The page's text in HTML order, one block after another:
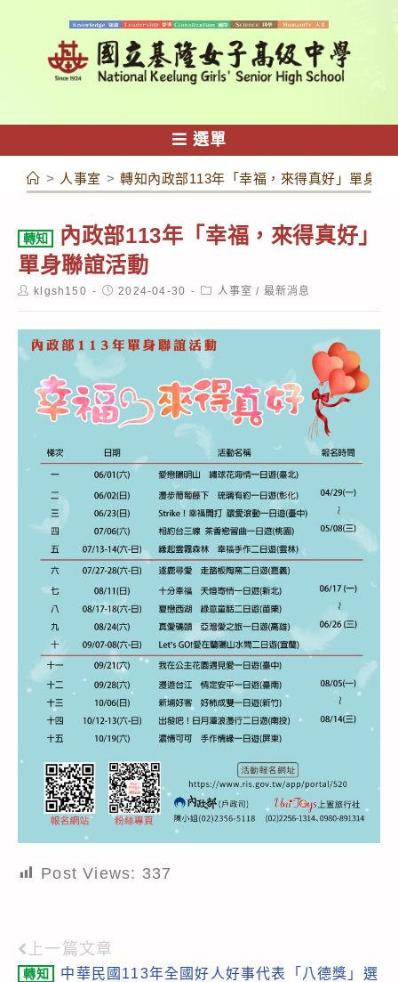
容
選單
> 人事室 > 轉知內政部113年「幸福，來得真好」單身聯
轉知
內政部113年「幸福，來得真好」
單身聯誼活動
Postklgsh150
Post2024-04-30
Post人事室 / 最新消息
Post Views: 337
Read
上一篇文章
轉知
中華民國113年全國好人好事代表「八德獎」選